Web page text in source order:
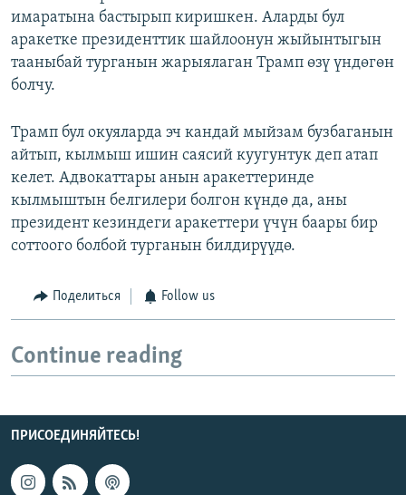
имаратына бастырып киришкен. Аларды бул
аракетке президенттик шайлоонун жыйынтыгын
тааныбай турганын жарыялаган Трамп өзү үндөгөн
болчу.
Трамп бул окуяларда эч кандай мыйзам бузбаганын
айтып, кылмыш ишин саясий куугунтук деп атап
келет. Адвокаттары анын аракеттеринде
кылмыштын белгилери болгон күндө да, аны
президент кезиндеги аракеттери үчүн баары бир
соттоого болбой турганын билдирүүдө.
Поделиться Follow us
Continue reading
ПРИСОЕДИНЯЙТЕСЬ!